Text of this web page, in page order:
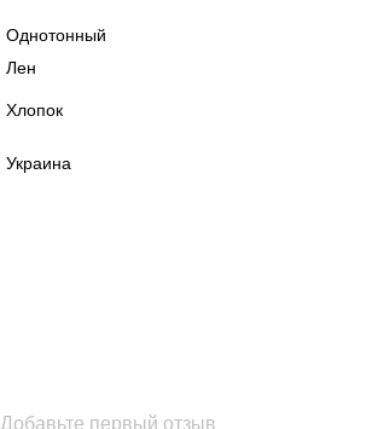
Однотонный
Лен
Хлопок
Украина
Добавьте первый отзыв